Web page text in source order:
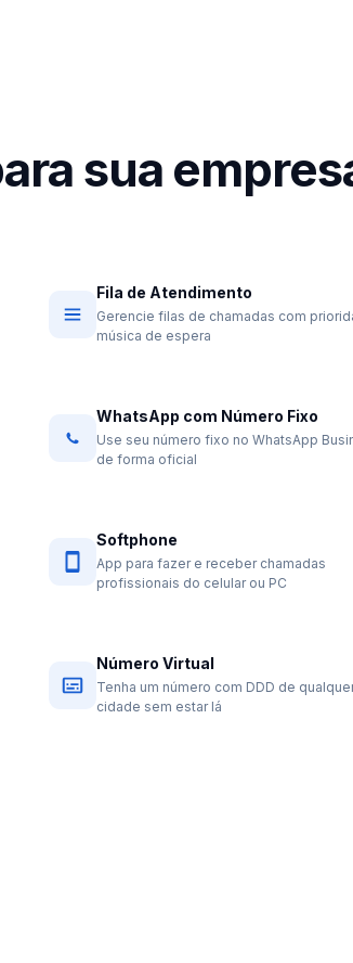
sua
Fila de Atendimento
Gerencie filas de chamadas com
música de espera
WhatsApp com Número Fixo
Use seu número fixo no WhatsApp
de forma oficial
Softphone
App para fazer e receber chamadas
profissionais do celular ou PC
Número Virtual
Tenha um número com DDD de
cidade sem estar lá